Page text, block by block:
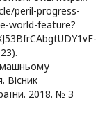
peril-progress-
world-feature?
Вісник
2018. № 3